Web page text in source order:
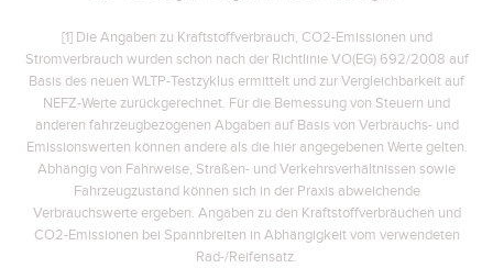
[1] Die Angaben zu Kraftstoffverbrauch, CO2-Emissionen und
Stromverbrauch wurden schon nach der Richtlinie VO(EG) 692/2008 auf
Basis des neuen WLTP-Testzyklus ermittelt und zur Vergleichbarkeit auf
NEFZ-Werte zurückgerechnet. Für die Bemessung von Steuern und
anderen fahrzeugbezogenen Abgaben auf Basis von Verbrauchs- und
Emissionswerten können andere als die hier angegebenen Werte gelten.
Abhängig von Fahrweise, Straßen- und Verkehrsverhältnissen sowie
Fahrzeugzustand können sich in der Praxis abweichende
Verbrauchswerte ergeben. Angaben zu den Kraftstoffverbräuchen und
CO2-Emissionen bei Spannbreiten in Abhängigkeit vom verwendeten
Rad-/Reifensatz.